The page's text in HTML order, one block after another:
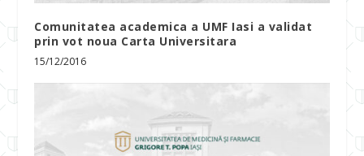
Comunitatea academica a UMF Iasi a validat
prin vot noua Carta Universitara
15/12/2016